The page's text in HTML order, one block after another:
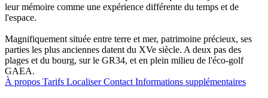
leur mémoire comme une expérience différente du temps et de
l'espace.
Magnifiquement située entre terre et mer, patrimoine précieux, ses
parties les plus anciennes datent du XVe siècle. A deux pas des
plages et du bourg, sur le GR34, et en plein milieu de l'éco-golf
GAEA.
À propos Tarifs Localiser Contact Informations supplémentaires